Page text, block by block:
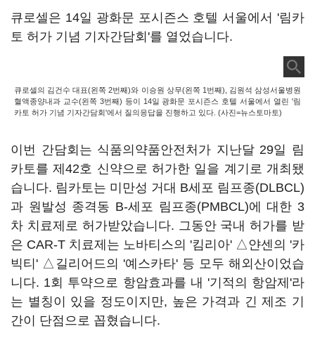
큐로셀은 14일 광화문 포시즌스 호텔 서울에서 '림카
토 허가 기념 기자간담회'를 열었습니다.
큐로셀의 김건수 대표(왼쪽 2번째)와 이승원 상무(왼쪽 1번째), 김원석 삼성서울병원
혈액종양내과 교수(왼쪽 3번째) 등이 14일 광화문 포시즌스 호텔 서울에서 열린 '림
카토 허가 기념 기자간담회'에서 질의응답을 진행하고 있다. (사진=뉴스토마토)
이번 간담회는 식품의약품안전처가 지난달 29일 림
카토를 제42호 신약으로 허가한 일을 계기로 개최됐
습니다. 림카토는 미만성 거대 B세포 림프종(DLBCL)
과 원발성 종격동 B-세포 림프종(PMBCL)에 대한 3
차 치료제로 허가받았습니다. 그동안 국내 허가를 받
은 CAR-T 치료제는 노바티스의 '킴리아' △얀센의 '카
빅티' △길리어드의 '예스카타' 등 모두 해외산이었습
니다. 1회 투약으로 항암효과를 내 '기적의 항암제'라
는 별칭이 있을 정도이지만, 높은 가격과 긴 제조 기
간이 단점으로 꼽혔습니다.